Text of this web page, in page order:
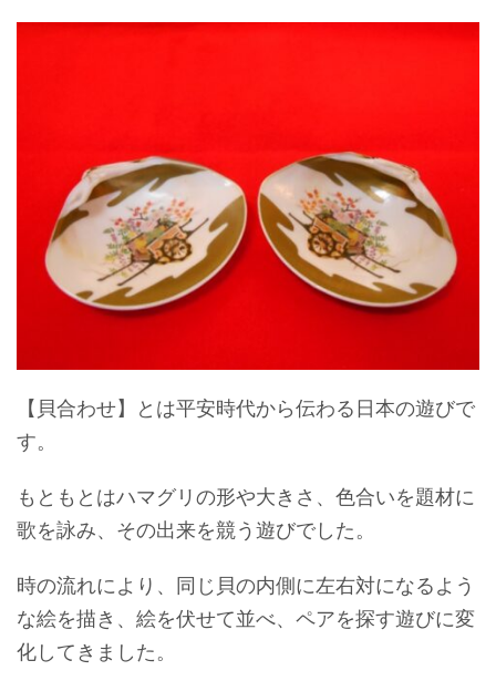
【貝合わせ】とは平安時代から伝わる日本の遊びで
す。
もともとはハマグリの形や大きさ、色合いを題材に
歌を詠み、その出来を競う遊びでした。
時の流れにより、同じ貝の内側に左右対になるよう
な絵を描き、絵を伏せて並べ、ペアを探す遊びに変
化してきました。